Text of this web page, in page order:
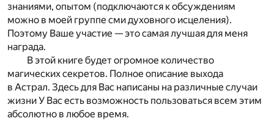
знаниями, опытом (подключаются к обсуждениям
можно в моей группе сми духовного исцеления).
Поэтому Ваше участие — это самая лучшая для меня
награда.
В этой книге будет огромное количество
магических секретов. Полное описание выхода
в Астрал. Здесь для Вас написаны на различные случаи
жизни У Вас есть возможность пользоваться всем этим
абсолютно в любое время.